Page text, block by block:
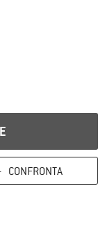
CONFRONTA
di recesso qui